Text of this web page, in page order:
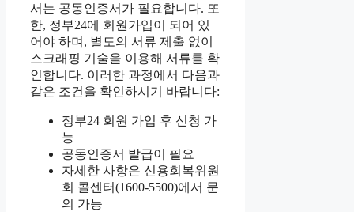
서는 공동인증서가 필요합니다. 또
한, 정부24에 회원가입이 되어 있
어야 하며, 별도의 서류 제출 없이
스크래핑 기술을 이용해 서류를 확
인합니다. 이러한 과정에서 다음과
같은 조건을 확인하시기 바랍니다:
정부24 회원 가입 후 신청 가
능
공동인증서 발급이 필요
자세한 사항은 신용회복위원
회 콜센터(1600-5500)에서 문
의 가능